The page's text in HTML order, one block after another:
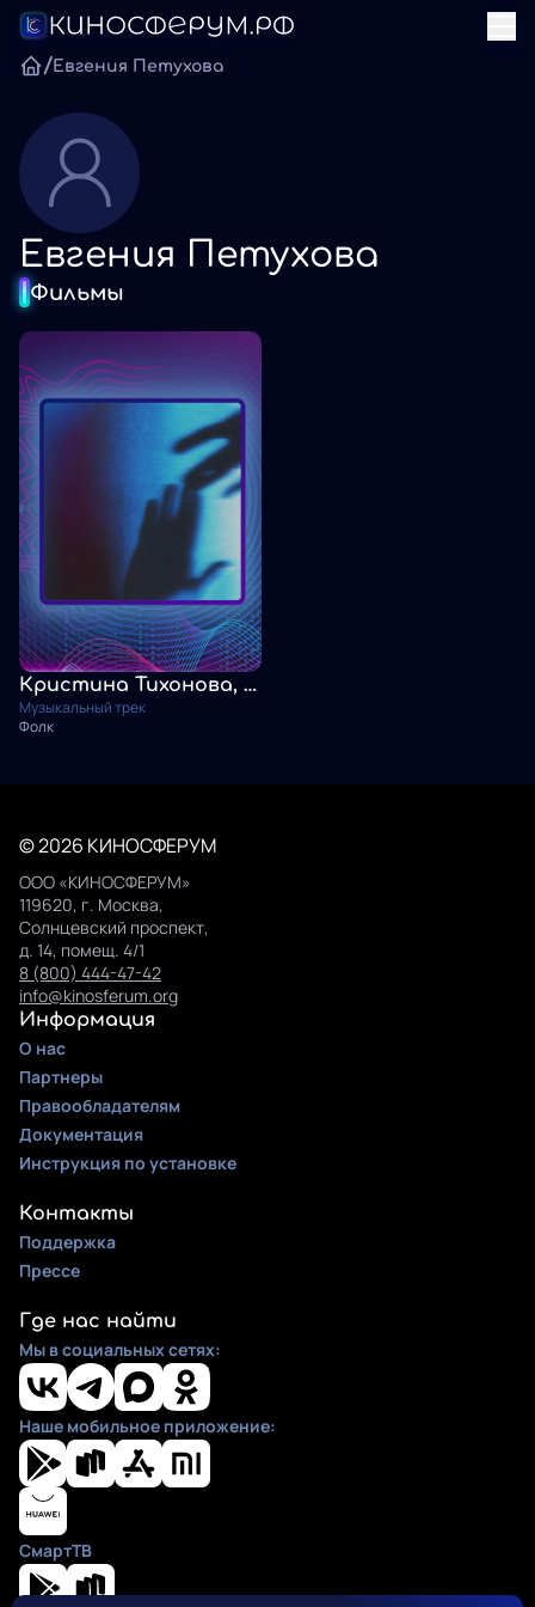
/Евгения Петухова
Евгения Петухова
Фильмы
Кристина Тихонова, Тульская, ЭТО ЭТНО. Не моя воля
Музыкальный трек
Фолк
© 2026 КИНОСФЕРУМ
ООО «КИНОСФЕРУМ»
119620, г. Москва,
Солнцевский проспект,
д. 14, помещ. 4/1
8 (800) 444-47-42
info@kinosferum.org
Информация
О нас
Партнеры
Правообладателям
Документация
Инструкция по установке
Контакты
Поддержка
Прессе
Где нас найти
Мы в социальных сетях:
Наше мобильное приложение:
СмартТВ